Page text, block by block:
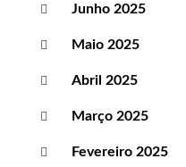
Junho 2025
Maio 2025
Abril 2025
Março 2025
Fevereiro 2025